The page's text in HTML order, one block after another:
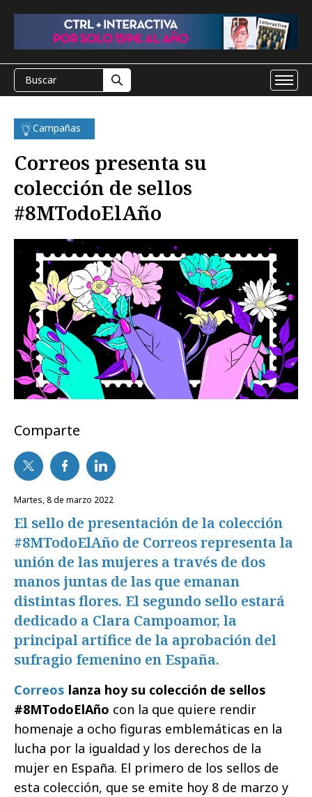
Campañas
Correos presenta su
colección de sellos
#8MTodoElAño
Comparte
martes, 8 de marzo 2022
El sello de presentación de la colección
#8MTodoElAño de Correos representa la
unión de las mujeres a través de dos
manos juntas de las que emanan
distintas flores. El segundo sello estará
dedicado a Clara Campoamor, la
principal artífice de la aprobación del
sufragio femenino en España.
Correos lanza hoy su colección de sellos
#8MTodoElAño con la que quiere rendir
homenaje a ocho figuras emblemáticas en la
lucha por la igualdad y los derechos de la
mujer en España. El primero de los sellos de
esta colección, que se emite hoy 8 de marzo y